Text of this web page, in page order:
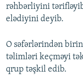
rəhbərliyini
elədiyini deyib.
O səfərlərindən
təlimləri keçməyi
qrup təşkil edib.